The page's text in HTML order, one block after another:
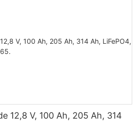
12,8 V, 100 Ah, 205 Ah, 314